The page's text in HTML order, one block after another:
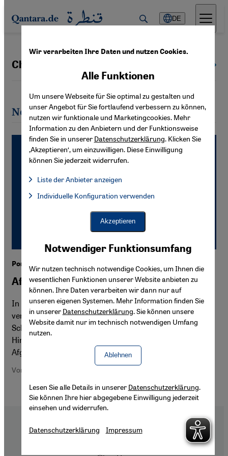
Direkt zum Inhalt springen
DE
Christoph Burgmer
Neueste Artikel von Christoph Burgmer
Porträt Mohammad Schah
Afghanistans Verlust kultureller Tradition
In Kabul ist der Weg eines Buches zum Leser so
verschlungen wie die Gänge in Kafkas Roman "Das
Schloss". Ein Bericht über die bürokratischen
Hindernisse für Verleger und Buchhändler im heutigen
Afghanistan.
Von Christoph Burgmer
Wir verarbeiten Ihre Daten und nutzen Cookies.
Notwendiger Funktionsumfang
Wir nutzen technisch notwendige Cookies, um Ihnen die
wesentlichen Funktionen unserer Website anbieten zu
können. Ihre Daten verarbeiten wir dann nur auf
unseren eigenen Systemen. Mehr Information finden Sie
in unserer Datenschutzerklärung. Sie können unsere
Website damit nur im technisch notwendigen Umfang
nutzen.
Ablehnen
Alle Funktionen
Um unsere Webseite für Sie optimal zu gestalten und
unser Angebot für Sie fortlaufend verbessern zu können,
nutzen wir funktionale und Marketingcookies. Mehr
Information zu den Anbietern und der Funktionsweise
finden Sie in unserer Datenschutzerklärung. Klicken Sie
‚Akzeptieren‘, um einzuwilligen. Diese Einwilligung
können Sie jederzeit widerrufen.
Liste der Anbieter anzeigen
Facebook Embed / Facebook Connect, Google Maps Embed,
Facebook Embed / Facebook Connect
Google Maps Embed
Individuelle Konfiguration verwenden
Akzeptieren
Lesen Sie alle Details in unserer Datenschutzerklärung.
Sie können Ihre hier abgegebene Einwilligung jederzeit
einsehen und widerrufen.
Datenschutzerklärung Impressum